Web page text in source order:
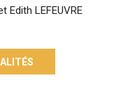
Edith LEFEUVRE